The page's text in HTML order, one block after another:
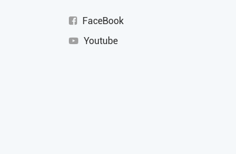
FaceBook
Youtube